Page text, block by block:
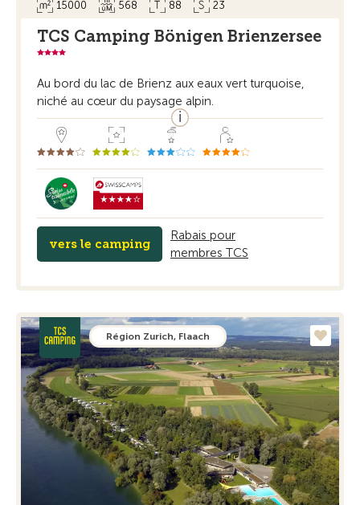
15000 568 88 23
TCS Camping Bönigen Brienzersee
Au bord du lac de Brienz aux eaux vert turquoise,
niché au cœur du paysage alpin.
vers le camping
Rabais pour
membres TCS
Région Zurich, Flaach